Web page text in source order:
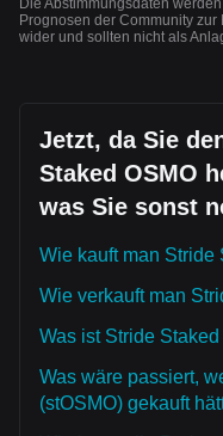
Die Abstimmungsdaten
Prognosen der Community
wider und sollten nicht als
Jetzt, da Sie
Staked OSMO
was Sie sonst
Wie kauft man Stride
Wie verkauft man
Was ist Stride
Was wäre passiert,
(stOSMO) gekauft